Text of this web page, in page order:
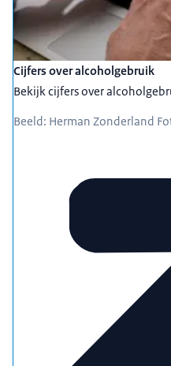
Cijfers over alcoholgebruik
Bekijk cijfers over
Beeld: Herman Zonderland